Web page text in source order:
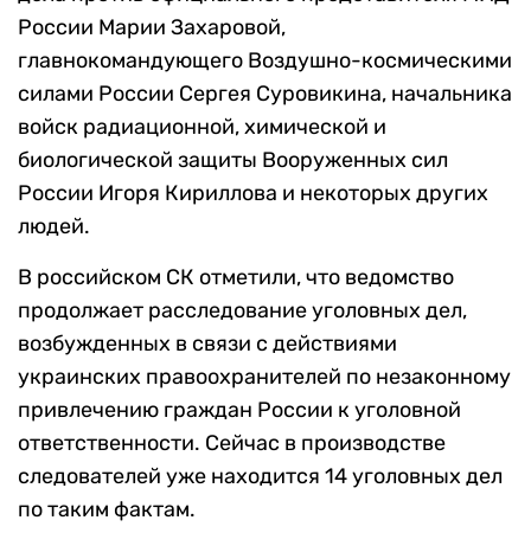
России Марии Захаровой,
главнокомандующего Воздушно-космическими
силами России Сергея Суровикина, начальника
войск радиационной, химической и
биологической защиты Вооруженных сил
России Игоря Кириллова и некоторых других
людей.
В российском СК отметили, что ведомство
продолжает расследование уголовных дел,
возбужденных в связи с действиями
украинских правоохранителей по незаконному
привлечению граждан России к уголовной
ответственности. Сейчас в производстве
следователей уже находится 14 уголовных дел
по таким фактам.